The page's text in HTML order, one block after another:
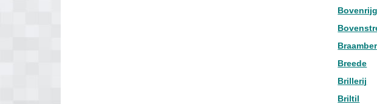
Breede
Brillerij
Briltil